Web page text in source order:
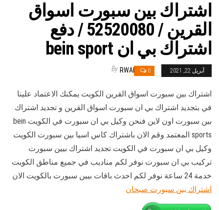
اشتراك بين سبورت اسواق
القرين / 52520080 / دفع
اشتراك بي ان bein sport
أبريل 22, 2021 0
By RWAN
اشتراك بين سبورت اسواق القرين الكويت يمكنك الاعتماد علينا
في بتجديد اشتراك بي ان سبورت اسواق القرين و تجديد اشتراك
بين سبورت اون لاين فنحن وكيل بي ان سبورت في الكويت bein
sports المعتمد وقم الان باشتراك كاس اسيا بين سبورت الكويت
وكيل بي ان سبورت في الكويت تجديد اشتراك بيين سبورت
تركيب بي ان سبورت نوفر لكم مناديب في جميع مناطق الكويت
خدمة 24 ساعة نوفر لكم احدث باقات بيين سبورت بالكويت الان
اشتراك بين سبورت صبحان